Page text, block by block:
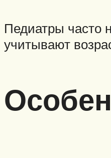
Педиатры часто
учитывают